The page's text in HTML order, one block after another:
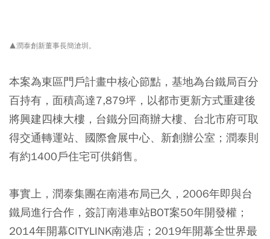
▲潤泰創新董事長簡滄圳。
本案為東區門戶計畫中核心節點，基地為台鐵局百分
百持有，面積高達7,879坪，以都市更新方式重建後
將興建四棟大樓，台鐵分回商辦大樓、台北市府可取
得交通轉運站、國際會展中心、新創辦公室；潤泰則
有約1400戶住宅可供銷售。
事實上，潤泰集團在南港布局已久，2006年即與台
鐵局進行合作，簽訂南港車站BOT案50年開發權；
2014年開幕CITYLINK南港店；2019年開幕全世界最